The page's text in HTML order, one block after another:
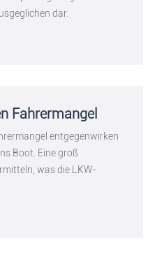
dar.
Fahrermangel
entgegenwirken
Boot. Eine groß
was die LKW-